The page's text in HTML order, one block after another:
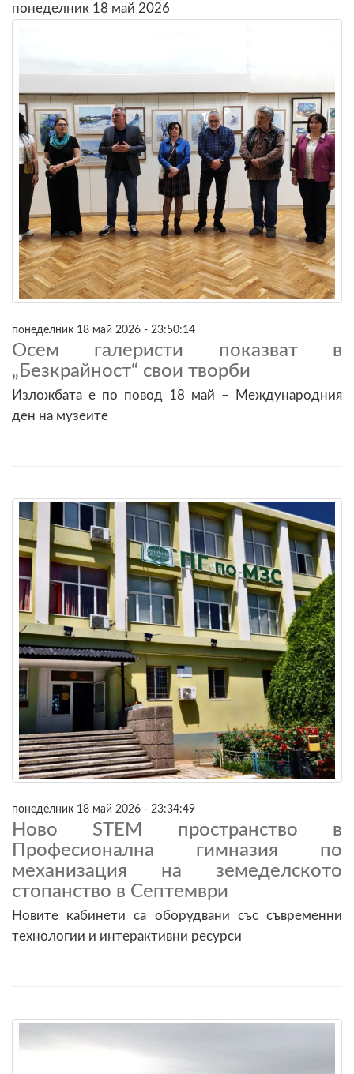
понеделник 18 май 2026
понеделник 18 май 2026 - 23:50:14
Осем галеристи показват в
„Безкрайност“ свои творби
Изложбата е по повод 18 май – Международния
ден на музеите
понеделник 18 май 2026 - 23:34:49
Ново STEM пространство в
Професионална гимназия по
механизация на земеделското
стопанство в Септември
Новите кабинети са оборудвани със съвременни
технологии и интерактивни ресурси